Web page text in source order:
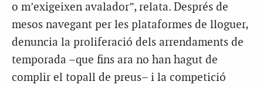
o m’exigeixen avalador”, relata. Després de
mesos navegant per les plataformes de lloguer,
denuncia la proliferació dels arrendaments de
temporada –que fins ara no han hagut de
complir el topall de preus– i la competició